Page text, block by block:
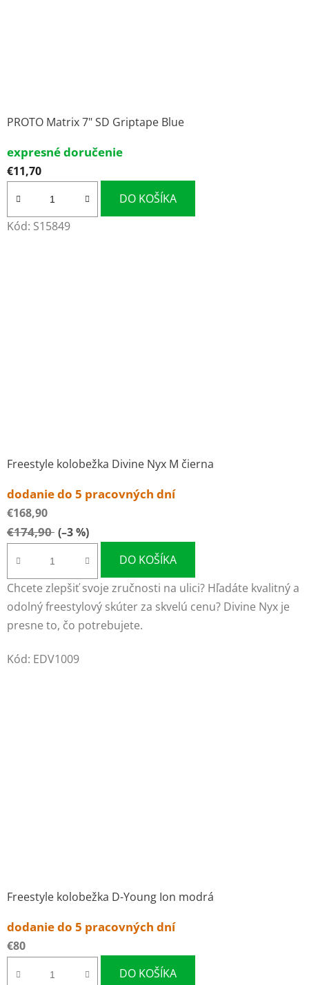
PROTO Matrix 7" SD Griptape Blue
expresné doručenie
€11,70
DO KOŠÍKA
Kód: S15849
Freestyle kolobežka Divine Nyx M čierna
dodanie do 5 pracovných dní
€168,90
€174,90 (–3 %)
DO KOŠÍKA
Chcete zlepšiť svoje zručnosti na ulici? Hľadáte kvalitný a
odolný freestylový skúter za skvelú cenu? Divine Nyx je
presne to, čo potrebujete.
Kód: EDV1009
Freestyle kolobežka D-Young Ion modrá
dodanie do 5 pracovných dní
€80
DO KOŠÍKA